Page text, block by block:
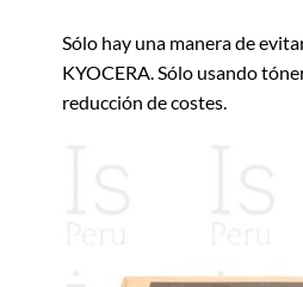
Sólo hay una manera de
KYOCERA. Sólo usando
reducción de costes.